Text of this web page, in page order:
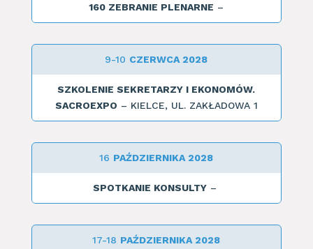
160 ZEBRANIE PLENARNE –
9-10 CZERWCA 2028
SZKOLENIE SEKRETARZY I EKONOMÓW.
SACROEXPO – KIELCE, UL. ZAKŁADOWA 1
16 PAŹDZIERNIKA 2028
SPOTKANIE KONSULTY–
17-18 PAŹDZIERNIKA 2028